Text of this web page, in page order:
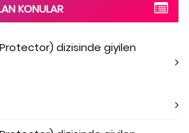
KONULAR
dizisinde giyilen